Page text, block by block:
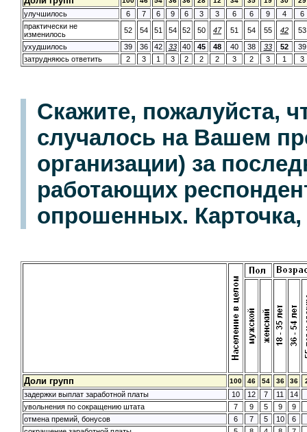
улучшилось 6 7 6 9 6 3 3 6 6 9 4
6
практически не
изменилось
52 54 51 54 52 50 47 51 54 55 42
53
ухудшилось
39 36 42 33 40 45 48 40 38 33 52
39
затрудняюсь ответить
2 3 1 3 2 2 2 3 2 3 1 3
Скажите, пожалуйста,
случалось на Вашем
организации) за
работающих
опрошенных.
Доли групп 100 46 54 36 36
задержки выплат заработной платы 10 12 7 11 14
увольнения по сокращению штата
7 9 5 9 9
отмена премий, бонусов
6 7 5 10 6